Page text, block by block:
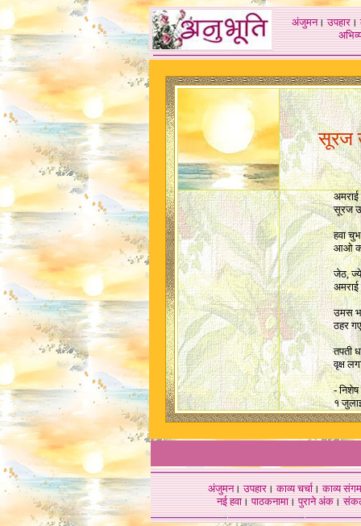
अंजुमन।उपहार।
सूरज
अमराई
सूरज
हवा
आओ
जेठ,
अमराई
उमस
ठहर
तपती
वृक्ष
- निशेष
१
अंजुमन।उपहार।काव्य चर्चा।काव्य संगम
नई हवा। पाठकनामा। पुराने अंक।